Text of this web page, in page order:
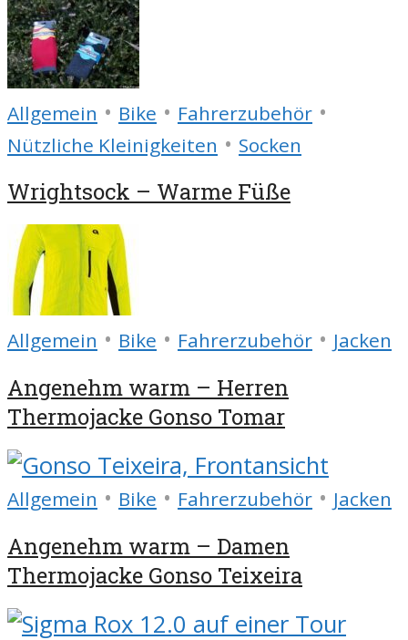
Allgemein • Bike • Fahrerzubehör •
Nützliche Kleinigkeiten • Socken
Wrightsock – Warme Füße
Allgemein • Bike • Fahrerzubehör • Jacken
Angenehm warm – Herren
Thermojacke Gonso Tomar
Allgemein • Bike • Fahrerzubehör • Jacken
Angenehm warm – Damen
Thermojacke Gonso Teixeira